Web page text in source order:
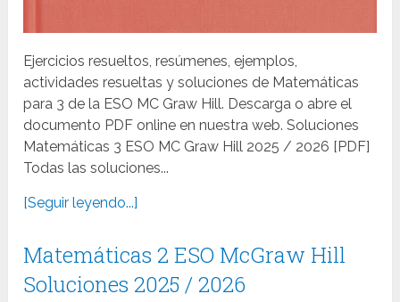
Ejercicios resueltos, resúmenes, ejemplos,
actividades resueltas y soluciones de Matemáticas
para 3 de la ESO MC Graw Hill. Descarga o abre el
documento PDF online en nuestra web. Soluciones
Matemáticas 3 ESO MC Graw Hill 2025 / 2026 [PDF]
Todas las soluciones...
[Seguir leyendo...]
Matemáticas 2 ESO McGraw Hill
Soluciones 2025 / 2026